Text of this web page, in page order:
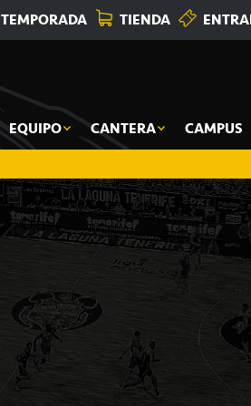
TEMPORADA TIENDA
EQUIPO CANTERA CAMPUS